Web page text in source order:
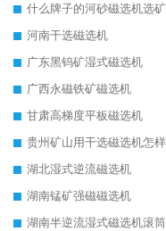
河南干选磁选机
广东黑钨矿湿式磁选机
广西永磁铁矿磁选机
甘肃高梯度平板磁选机
湖北湿式逆流磁选机
湖南锰矿强磁磁选机
湖南半逆流湿式磁选机滚筒